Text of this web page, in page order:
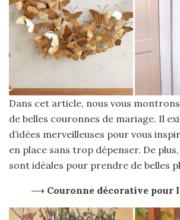
Dans cet article, nous vous
de belles couronnes de mariage. Il
d’idées merveilleuses pour vous
en place sans trop dépenser. De
sont idéales pour prendre de belles
⟶ Couronne décorative pour